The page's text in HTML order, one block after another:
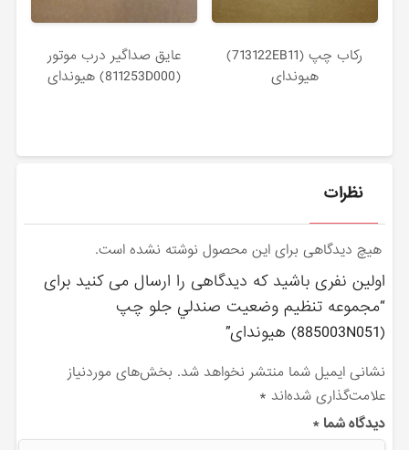
ركاب چپ (713122EB11)
هیوندای
عايق صداگير درب موتور
(811253D000) هیوندای
نظرات
هیچ دیدگاهی برای این محصول نوشته نشده است.
اولین نفری باشید که دیدگاهی را ارسال می کنید برای
“مجموعه تنظيم وضعيت صندلي جلو چپ
(885003N051) هیوندای”
نشانی ایمیل شما منتشر نخواهد شد. بخش‌های موردنیاز
علامت‌گذاری شده‌اند *
دیدگاه شما*